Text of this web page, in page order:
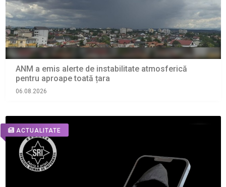
ANM a emis alerte de instabilitate atmosferică
pentru aproape toată țara
06.08.2026
ACTUALITATE